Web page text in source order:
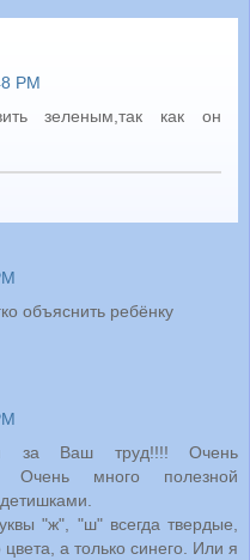
PM
зеленым,так как он
объяснить ребёнку
за Ваш труд!!!! Очень
Очень много полезной
"ж", "ш" всегда твердые,
а только синего. Или я